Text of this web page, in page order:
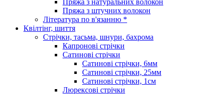
Пряжа з штучних волокон
Література по в'язанню *
Квілтінг, шиття
Стрічки, тасьма, шнури, бахрома
Капронові стрічки
Сатинові стрічки
Сатинові стрічки, 6мм
Сатинові стрічки, 25мм
Сатинові стрічки, 1см
Люрексові стрічки